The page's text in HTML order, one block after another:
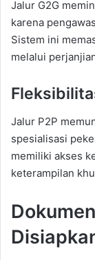
Jalur G2G
karena
Sistem ini
melalui
Jalur P2P
spesialisasi
memiliki akses
keterampilan